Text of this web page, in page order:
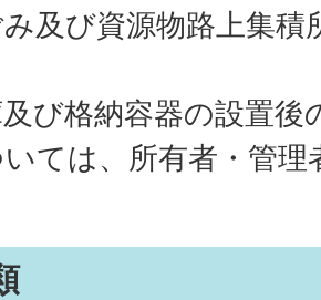
及び資源物路上集
び格納容器の設置後
ては、所有者・管